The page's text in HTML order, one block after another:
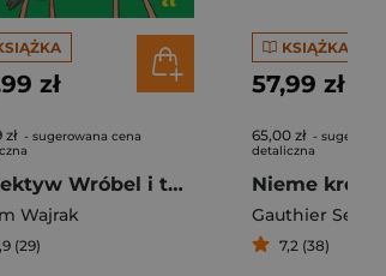
zł
- sugerowana cena
Detektyw Wróbel i tajemniczy przybysze
Wajrak
(29)
KSIĄŻKA
57,99 zł
65,00 zł -
detaliczna
Nieme
Gauthier
7,2 (38)